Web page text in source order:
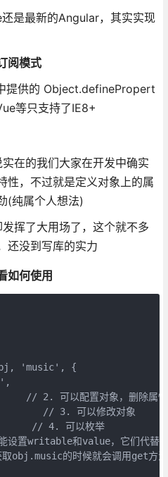
是最新的Angular，其实实现
阅模式
提供的 Object.definePropert
等只支持了IE8+
在的我们大家在开发中确实
性，不过就是定义对象上的属
(纯属个人想法)
挥了大用场了，这个就不多
还没到写库的实力
如何使用
'music', {
// 2. 可以配置对象，删除属性
// 3. 可以修改对象
// 4. 可以枚举
置writable和value，它们代替
的时候就会调用get方法